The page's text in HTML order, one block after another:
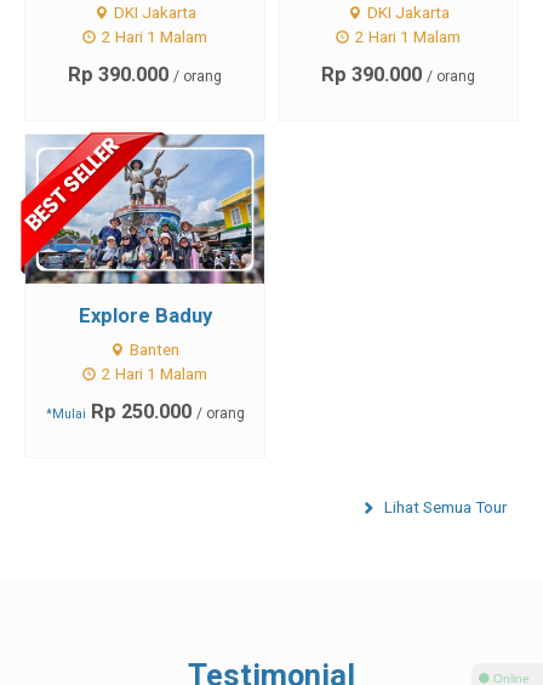
DKI Jakarta
2 Hari 1 Malam
Rp 390.000 / orang
DKI Jakarta
2 Hari 1 Malam
Rp 390.000 / orang
Explore Baduy
Banten
2 Hari 1 Malam
*Mulai Rp 250.000 / orang
Lihat Semua Tour
Testimonial ⚫ Online